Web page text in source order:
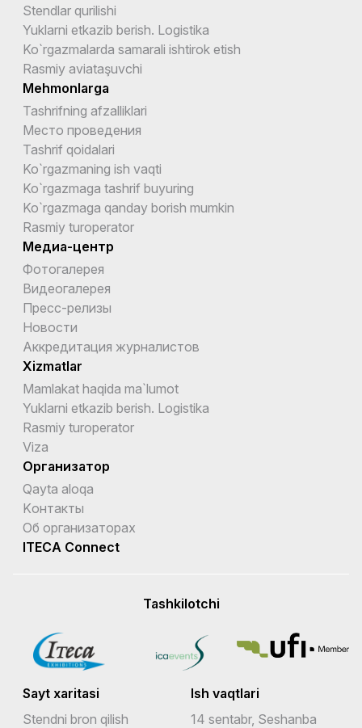
Stendlar qurilishi
Yuklarni etkazib berish. Logistika
Ko`rgazmalarda samarali ishtirok etish
Rasmiy aviataşuvchi
Mehmonlarga
Tashrifning afzalliklari
Место проведения
Tashrif qoidalari
Ko`rgazmaning ish vaqti
Ko`rgazmaga tashrif buyuring
Ko`rgazmaga qanday borish mumkin
Rasmiy turoperator
Медиа-центр
Фотогалерея
Видеогалерея
Пресс-релизы
Новости
Аккредитация журналистов
Xizmatlar
Mamlakat haqida ma`lumot
Yuklarni etkazib berish. Logistika
Rasmiy turoperator
Viza
Организатор
Qayta aloqa
Kонтакты
Об организаторах
ITECA Connect
Tashkilotchi
Sayt xaritasi
Stendni bron qilish
Ish vaqtlari
14 sentabr, Seshanba